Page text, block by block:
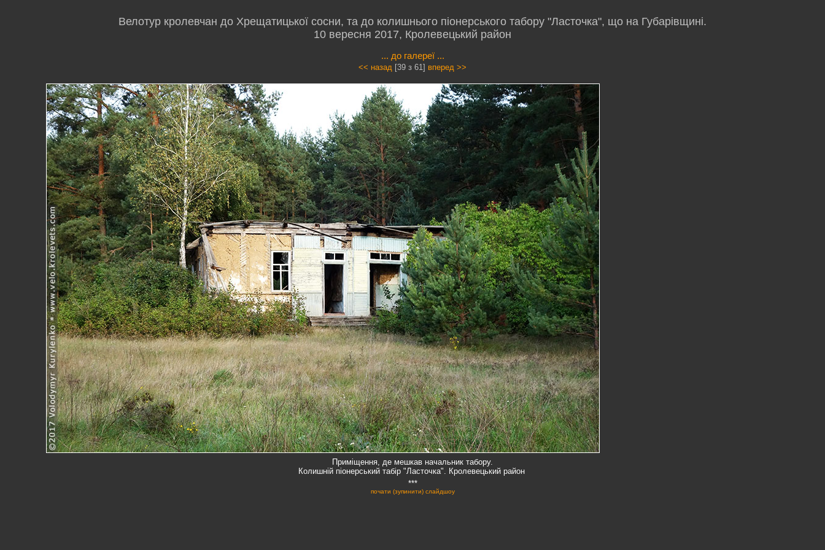
Велотур кролевчан до Хрещатицької сосни, та до колишнього піонерського табору "Ласточка", що на Губарівщині.
10 вересня 2017, Кролевецький район
... до галереї ...
<< назад [39 з 61] вперед >>
Приміщення, де мешкав начальник табору.
Колишній піонерський табір "Ласточка". Кролевецький район
***
почати (зупинити) слайдшоу